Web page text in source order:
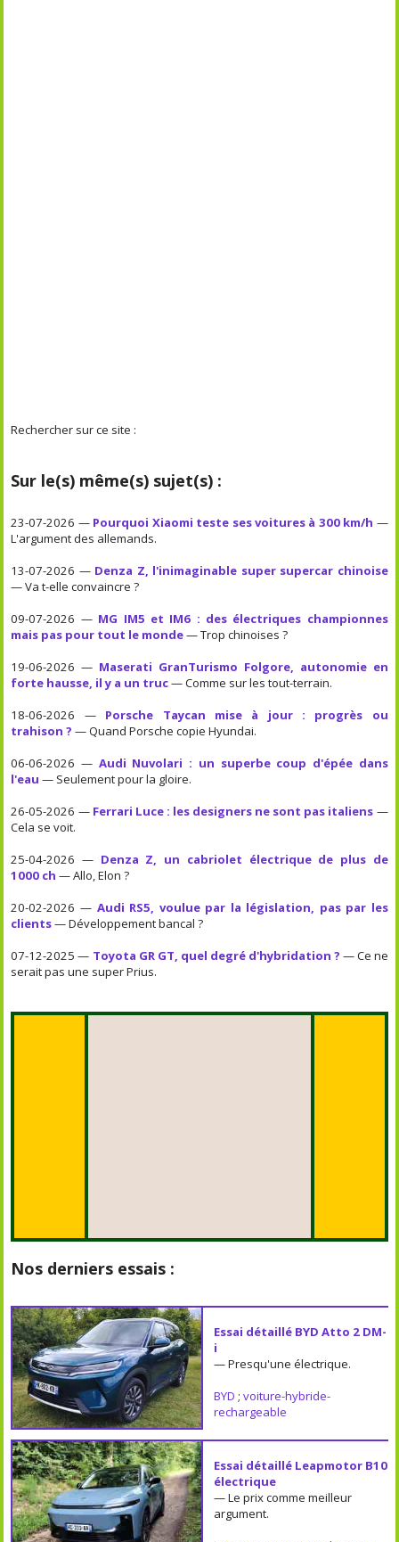
Rechercher sur ce site :
Sur le(s) même(s) sujet(s) :
23-07-2026 — Pourquoi Xiaomi teste ses voitures à 300 km/h —
L'argument des allemands.
13-07-2026 — Denza Z, l'inimaginable super supercar chinoise
— Va t-elle convaincre ?
09-07-2026 — MG IM5 et IM6 : des électriques championnes
mais pas pour tout le monde— Trop chinoises ?
19-06-2026 — Maserati GranTurismo Folgore, autonomie en
forte hausse, il y a un truc— Comme sur les tout-terrain.
18-06-2026 — Porsche Taycan mise à jour : progrès ou
trahison ? — Quand Porsche copie Hyundai.
06-06-2026 — Audi Nuvolari : un superbe coup d'épée dans
l'eau — Seulement pour la gloire.
26-05-2026 — Ferrari Luce : les designers ne sont pas italiens —
Cela se voit.
25-04-2026 — Denza Z, un cabriolet électrique de plus de
1000 ch — Allo, Elon ?
20-02-2026 — Audi RS5, voulue par la législation, pas par les
clients— Développement bancal ?
07-12-2025 — Toyota GR GT, quel degré d'hybridation ? — Ce ne
serait pas une super Prius.
Nos derniers essais :
Essai détaillé BYD Atto 2 DM-
i
— Presqu'une électrique.
BYD ; voiture-hybride-
rechargeable
Essai détaillé Leapmotor B10
électrique
— Le prix comme meilleur
argument.